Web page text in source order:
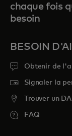
chaque fois
besoin
BESOIN
Obtenir de
Signaler la
Trouver un
FAQ